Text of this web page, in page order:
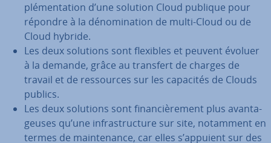
plé­men­ta­tion d’une solution Cloud publique pour
répondre à la dé­no­mi­na­tion de multi-Cloud ou de
Cloud hybride.
Les deux solutions sont flexibles et peuvent évoluer
à la demande, grâce au transfert de charges de
travail et de res­sources sur les capacités de Clouds
publics.
Les deux solutions sont fi­nan­ciè­re­ment plus avan­ta­
geuses qu’une in­fras­truc­ture sur site, notamment en
termes de main­te­nance, car elles s’appuient sur des